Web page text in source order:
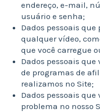
endereço, e-mail,
usuário e senha;
Dados pessoais
qualquer vídeo,
que você carregue
Dados pessoais
de programas de
realizamos no Site;
Dados pessoais
problema no nosso